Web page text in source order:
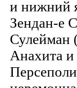
и нижний
Зендан-е
Сулейман
Анахита